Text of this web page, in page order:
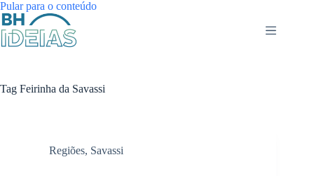
Pular para o conteúdoPular
Tag Feirinha da Savassi
Regiões, Savassi